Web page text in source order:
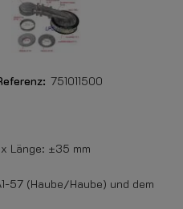
751011500
Länge: ±35 mm
57 (Haube/Haube) und dem